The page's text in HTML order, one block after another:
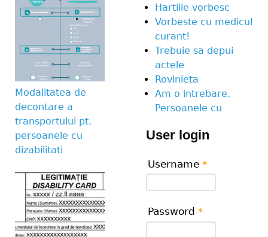
Modalitatea de
decontare a
transportului pt.
persoanele cu
dizabilitati
Hartiile vorbesc
Vorbeste cu medicul
curant!
Trebuie sa depui
actele
Rovinieta
Am o intrebare.
Persoanele cu
User login
Username *
Password *